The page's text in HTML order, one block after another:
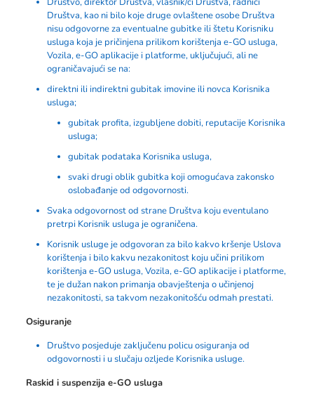
Društva, kao ni bilo koje druge ovlaštene osobe Društva
nisu odgovorne za eventualne gubitke ili štetu Korisniku
usluga koja je pričinjena prilikom korištenja e-GO usluga,
Vozila, e-GO aplikacije i platforme, uključujući, ali ne
ograničavajući se na:
direktni ili indirektni gubitak imovine ili novca Korisnika
usluga;
gubitak profita, izgubljene dobiti, reputacije Korisnika
usluga;
gubitak podataka Korisnika usluga,
svaki drugi oblik gubitka koji omogućava zakonsko
oslobađanje od odgovornosti.
Svaka odgovornost od strane Društva koju eventulano
pretrpi Korisnik usluga je ograničena.
Korisnik usluge je odgovoran za bilo kakvo kršenje Uslova
korištenja i bilo kakvu nezakonitost koju učini prilikom
korištenja e-GO usluga, Vozila, e-GO aplikacije i platforme,
te je dužan nakon primanja obavještenja o učinjenoj
nezakonitosti, sa takvom nezakonitošću odmah prestati.
Osiguranje
Društvo posjeduje zaključenu policu osiguranja od
odgovornosti i u slučaju ozljede Korisnika usluge.
Raskid i suspenzija e-GO usluga